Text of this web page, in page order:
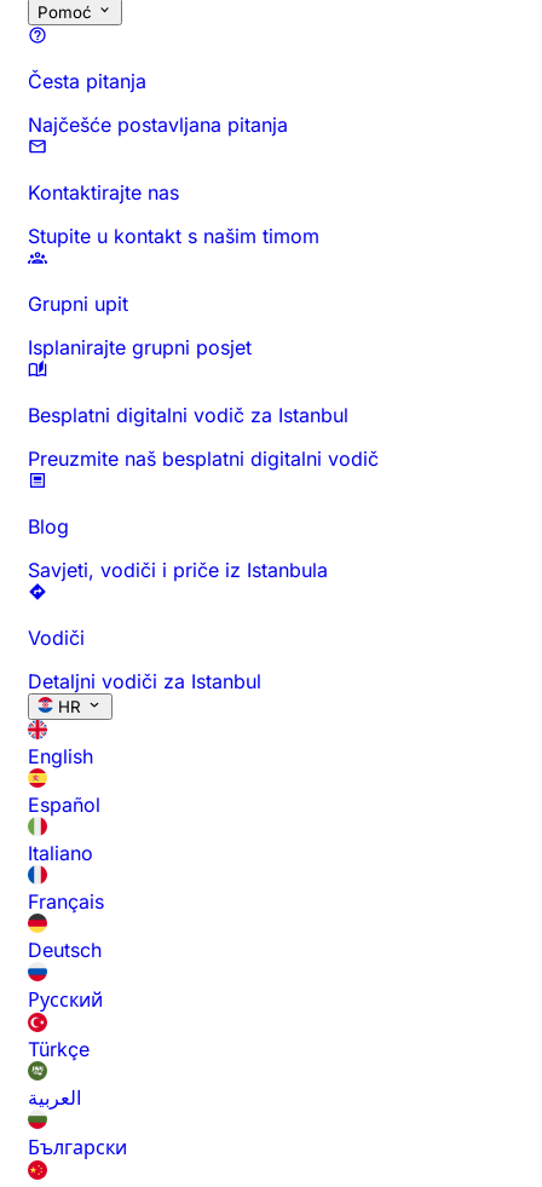
Pomoć
Česta pitanja
Najčešće postavljana pitanja
Kontaktirajte nas
Stupite u kontakt s našim timom
Grupni upit
Isplanirajte grupni posjet
Besplatni digitalni vodič za Istanbul
Preuzmite naš besplatni digitalni vodič
Blog
Savjeti, vodiči i priče iz Istanbula
Vodiči
Detaljni vodiči za Istanbul
HR
English
Español
Italiano
Français
Deutsch
Русский
Türkçe
العربية
Български